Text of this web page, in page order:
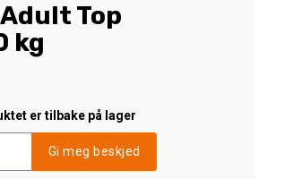
Top
kg
er tilbake på lager
Gi meg beskjed